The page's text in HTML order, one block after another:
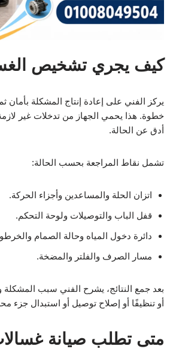
كيف يجري تشخيص
يركز الفني على إعادة إنتاج المشكلة
خطوة. هذا يحمي الجهاز من تدخلات غير
أدق عن الحالة.
تشمل نقاط المراجعة بحسب الحالة:
اتزان الحلة والمساعدين وأجزاء الحركة.
قفل الباب والتوصيلات ولوحة التحكم.
دائرة دخول المياه وحالة الصمام
مسار الصرف والفلتر والمضخة.
بعد جمع النتائج، يشرح الفني سبب المشكلة
أو تنظيفًا أو إصلاح توصيل أو استبدال جزء
متى تطلب صيانة